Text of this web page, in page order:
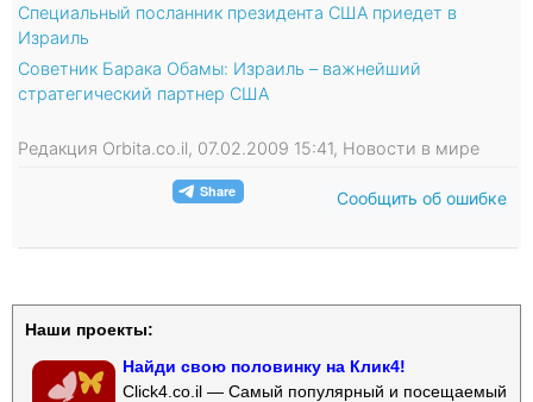
Специальный посланник президента США приедет в
Израиль
Советник Барака Обамы: Израиль – важнейший
стратегический партнер США
Редакция Orbita.co.il, 07.02.2009 15:41, Новости в мире
Сообщить об ошибке
Наши проекты:
Найди свою половинку на Клик4!
Click4.co.il — Самый популярный и посещаемый